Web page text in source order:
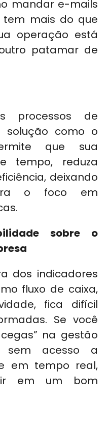
mandar e-mails
tem mais do que
operação está
patamar de
processos de
solução como o
que sua
tempo, reduza
deixando
o foco em
sobre o
dos indicadores
fluxo de caixa,
fica difícil
Se você
na gestão
sem acesso a
em tempo real,
em um bom